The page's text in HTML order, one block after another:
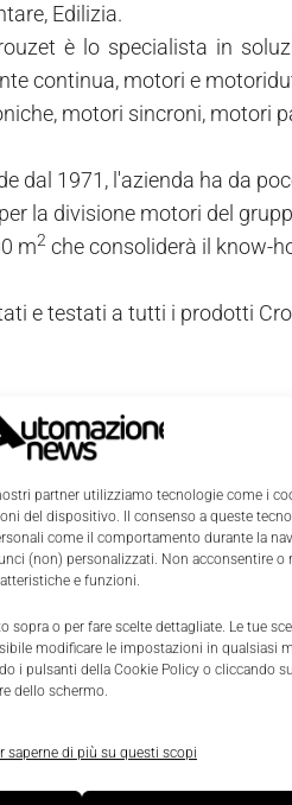
partner utilizziamo tecnologie come i
del dispositivo. Il consenso a queste
come il comportamento durante la
(non) personalizzati. Non acconsentire o
e funzioni.
sopra o per fare scelte dettagliate. Le tue
modificare le impostazioni in qualsiasi
i pulsanti della Cookie Policy o cliccando
dello schermo.
saperne di più su questi scopi
Edilizia.
è lo specialista in
continua, motori e
motori sincroni, motori
dal 1971, l'azienda ha da
la divisione motori del
m2 che consoliderà il know-
e testati a tutti i prodotti